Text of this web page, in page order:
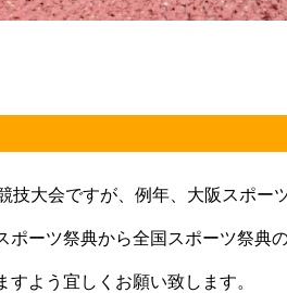
技大会ですが、例年、大阪スポー
ーツ祭典から全国スポーツ祭典
よう宜しくお願い致します。